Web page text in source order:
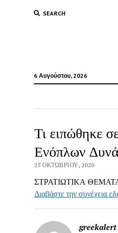
SEARCH
6 Αυγούστου, 2026
Τι ειπώθηκε
Ενόπλων
25 ΟΚΤΩΒΡΊΟΥ, 2020
ΣΤΡΑΤΙΩΤΙΚΑ
Διαβάστε την συνέχεια
greekalert